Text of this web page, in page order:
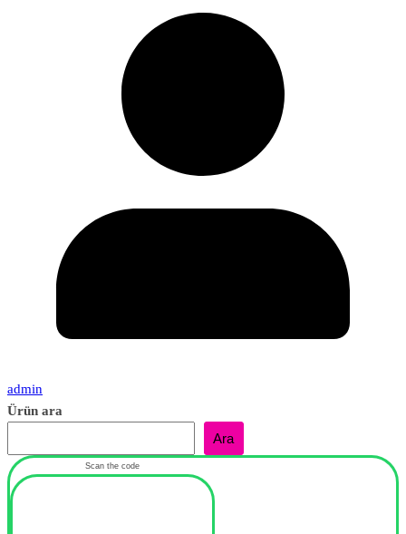
admin
Ürün ara
Ara
Scan the code